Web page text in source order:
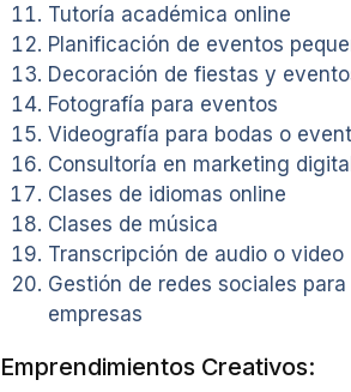
Tutoría académica online
Planificación de eventos
Decoración de fiestas y
Fotografía para eventos
Videografía para bodas o
Consultoría en marketing
Clases de idiomas online
Clases de música
Transcripción de audio o video
Gestión de redes sociales
empresas
Emprendimientos Creativos: